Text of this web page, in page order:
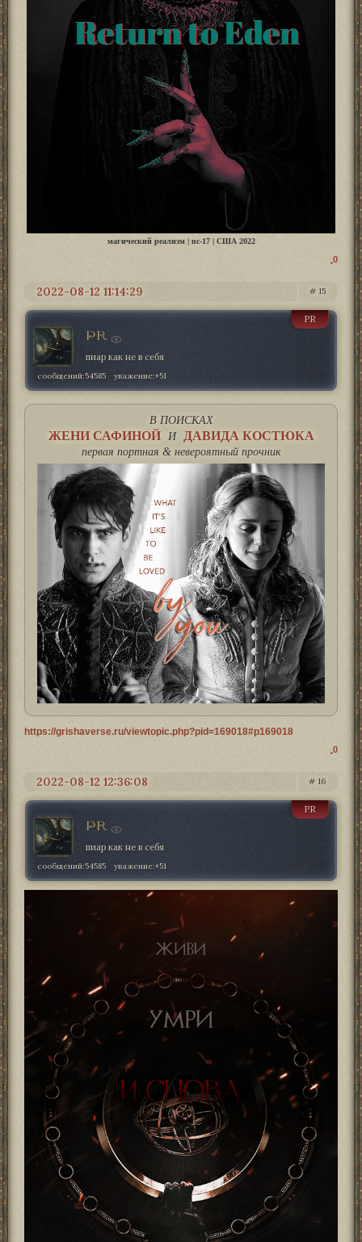
магический реализм | nc-17 | США 2022
0
15
2022-08-12 11:14:29
PR
PR
пиар как не в себя
сообщений:54585 уважение:+51
В ПОИСКАХ
ЖЕНИ САФИНОЙ И ДАВИДА КОСТЮКА
первая портная & невероятный прочник
https://grishaverse.ru/viewtopic.php?pid=169018#p169018
0
16
2022-08-12 12:36:08
PR
PR
пиар как не в себя
сообщений:54585 уважение:+51